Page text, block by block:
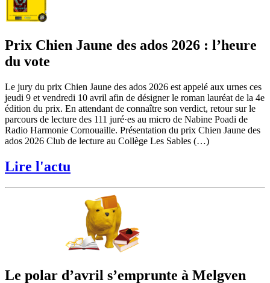
Prix Chien Jaune des ados 2026 : l’heure
du vote
Le jury du prix Chien Jaune des ados 2026 est appelé aux urnes ces
jeudi 9 et vendredi 10 avril afin de désigner le roman lauréat de la 4e
édition du prix. En attendant de connaître son verdict, retour sur le
parcours de lecture des 111 juré·es au micro de Nabine Poadi de
Radio Harmonie Cornouaille. Présentation du prix Chien Jaune des
ados 2026 Club de lecture au Collège Les Sables (…)
Lire l'actu
Le polar d’avril s’emprunte à Melgven